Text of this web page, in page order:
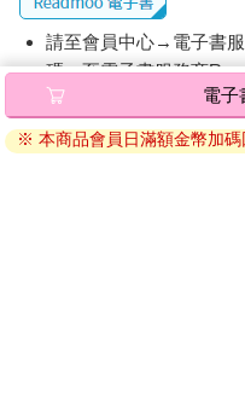
請至會員中心→電子書
碼』至電子書服務商
退換貨須知：
因版權保護，您在金石
電子
※ 本商品會員日滿額金幣加